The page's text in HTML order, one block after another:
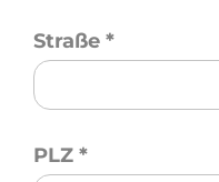
Straße *
PLZ *